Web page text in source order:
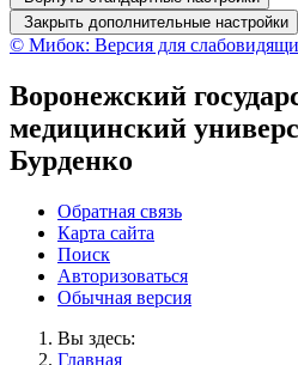
Закрыть дополнительные настройки
© Мибок: Версия для
Воронежский
медицинский
Бурденко
Обратная связь
Карта сайта
Поиск
Авторизоваться
Обычная версия
Вы здесь:
Главная